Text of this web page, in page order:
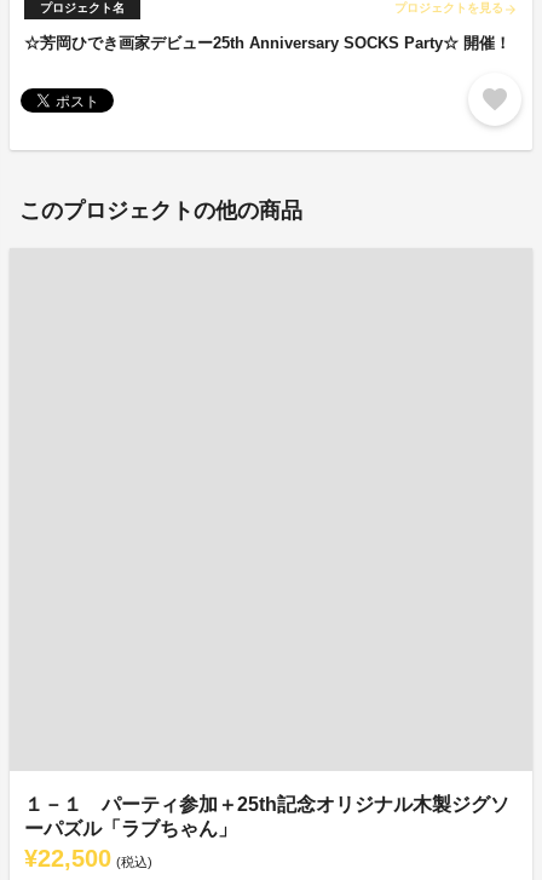
プロジェクト名 プロジェクトを見る arrow_forward
☆芳岡ひでき画家デビュー25th Anniversary SOCKS Party☆ 開催！
favorite
このプロジェクトの他の商品
１－１ パーティ参加＋25th記念オリジナル木製ジグソ
ーパズル「ラブちゃん」
¥22,500 (税込)